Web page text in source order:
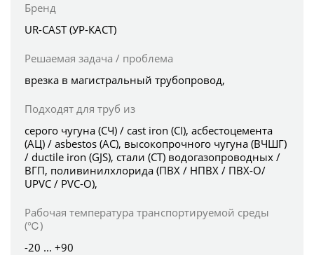
Бренд
UR-CAST (УР-КАСТ)
Решаемая задача / проблема
врезка в магистральный трубопровод,
Подходят для труб из
серого чугуна (СЧ) / cast iron (CI), асбестоцемента
(АЦ) / asbestos (AC), высокопрочного чугуна (ВЧШГ)
/ ductile iron (GJS), стали (СТ) водогазопроводных /
ВГП, поливинилхлорида (ПВХ / НПВХ / ПВХ-О/
UPVC / PVC-O),
Рабочая температура транспортируемой среды
(℃)
-20 ... +90